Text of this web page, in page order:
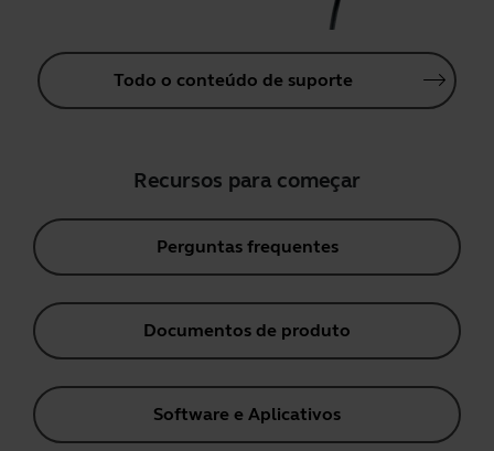
Todo o conteúdo de suporte
Recursos para começar
Perguntas frequentes
Documentos de produto
Software e Aplicativos